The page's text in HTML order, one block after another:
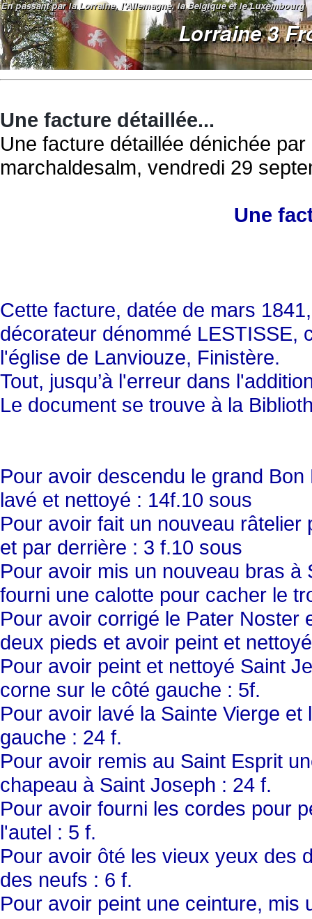
Une facture détaillée...
Une facture détaillée dénichée
marchaldesalm, vendredi 29
Une
Cette facture, datée de mars
décorateur dénommé LESTISSE,
l'église de Lanviouze, Finistère.
Tout, jusqu’à l'erreur dans
Le document se trouve à la
Pour avoir descendu le grand
lavé et nettoyé : 14f.10 sous
Pour avoir fait un nouveau
et par derrière : 3 f.10 sous
Pour avoir mis un nouveau bras
fourni une calotte pour cacher le
Pour avoir corrigé le Pater Noster
deux pieds et avoir peint et
Pour avoir peint et nettoyé Saint
corne sur le côté gauche : 5f.
Pour avoir lavé la Sainte Vierge
gauche : 24 f.
Pour avoir remis au Saint Esprit
chapeau à Saint Joseph : 24 f.
Pour avoir fourni les cordes pour
l'autel : 5 f.
Pour avoir ôté les vieux yeux des
des neufs : 6 f.
Pour avoir peint une ceinture, mis